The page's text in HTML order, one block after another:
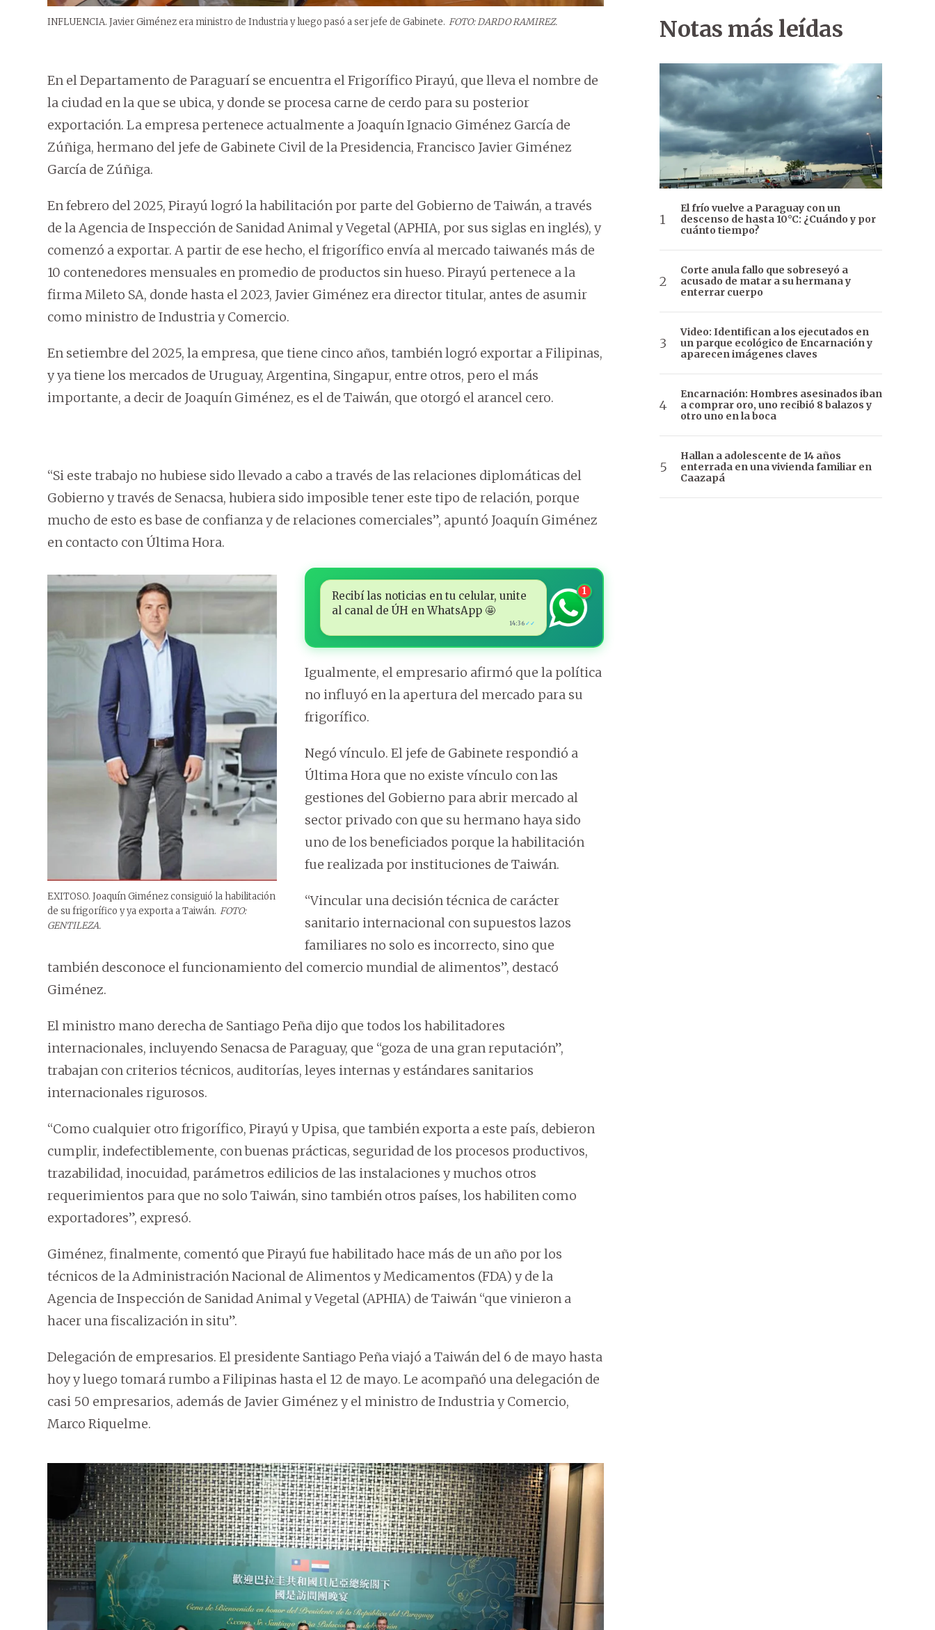
INFLUENCIA. Javier Giménez era ministro de Industria y luego pasó a ser jefe de Gabinete. FOTO: DARDO RAMIREZ.
En el Departamento de Paraguarí se encuentra el Frigorífico Pirayú, que lleva el nombre de
la ciudad en la que se ubica, y donde se procesa carne de cerdo para su posterior
exportación. La empresa pertenece actualmente a Joaquín Ignacio Giménez García de
Zúñiga, hermano del jefe de Gabinete Civil de la Presidencia, Francisco Javier Giménez
García de Zúñiga.
En febrero del 2025, Pirayú logró la habilitación por parte del Gobierno de Taiwán, a través
de la Agencia de Inspección de Sanidad Animal y Vegetal (APHIA, por sus siglas en inglés), y
comenzó a exportar. A partir de ese hecho, el frigorífico envía al mercado taiwanés más de
10 contenedores mensuales en promedio de productos sin hueso. Pirayú pertenece a la
firma Mileto SA, donde hasta el 2023, Javier Giménez era director titular, antes de asumir
como ministro de Industria y Comercio.
En setiembre del 2025, la empresa, que tiene cinco años, también logró exportar a Filipinas,
y ya tiene los mercados de Uruguay, Argentina, Singapur, entre otros, pero el más
importante, a decir de Joaquín Giménez, es el de Taiwán, que otorgó el arancel cero.
“Si este trabajo no hubiese sido llevado a cabo a través de las relaciones diplomáticas del
Gobierno y través de Senacsa, hubiera sido imposible tener este tipo de relación, porque
mucho de esto es base de confianza y de relaciones comerciales”, apuntó Joaquín Giménez
en contacto con Última Hora.
EXITOSO. Joaquín Giménez consiguió la habilitación
de su frigorífico y ya exporta a Taiwán. FOTO:
GENTILEZA.
Recibí las noticias en tu celular, unite
al canal de ÚH en WhatsApp 🤩
14:36 ✓✓
1
Igualmente, el empresario afirmó que la política
no influyó en la apertura del mercado para su
frigorífico.
Negó vínculo. El jefe de Gabinete respondió a
Última Hora que no existe vínculo con las
gestiones del Gobierno para abrir mercado al
sector privado con que su hermano haya sido
uno de los beneficiados porque la habilitación
fue realizada por instituciones de Taiwán.
“Vincular una decisión técnica de carácter
sanitario internacional con supuestos lazos
familiares no solo es incorrecto, sino que
también desconoce el funcionamiento del comercio mundial de alimentos”, destacó
Giménez.
El ministro mano derecha de Santiago Peña dijo que todos los habilitadores
internacionales, incluyendo Senacsa de Paraguay, que “goza de una gran reputación”,
trabajan con criterios técnicos, auditorías, leyes internas y estándares sanitarios
internacionales rigurosos.
“Como cualquier otro frigorífico, Pirayú y Upisa, que también exporta a este país, debieron
cumplir, indefectiblemente, con buenas prácticas, seguridad de los procesos productivos,
trazabilidad, inocuidad, parámetros edilicios de las instalaciones y muchos otros
requerimientos para que no solo Taiwán, sino también otros países, los habiliten como
exportadores”, expresó.
Giménez, finalmente, comentó que Pirayú fue habilitado hace más de un año por los
técnicos de la Administración Nacional de Alimentos y Medicamentos (FDA) y de la
Agencia de Inspección de Sanidad Animal y Vegetal (APHIA) de Taiwán “que vinieron a
hacer una fiscalización in situ”.
Delegación de empresarios. El presidente Santiago Peña viajó a Taiwán del 6 de mayo hasta
hoy y luego tomará rumbo a Filipinas hasta el 12 de mayo. Le acompañó una delegación de
casi 50 empresarios, además de Javier Giménez y el ministro de Industria y Comercio,
Marco Riquelme.
Notas más leídas
El frío vuelve a Paraguay con un
descenso de hasta 10°C: ¿Cuándo y por
cuánto tiempo?
Corte anula fallo que sobreseyó a
acusado de matar a su hermana y
enterrar cuerpo
Video: Identifican a los ejecutados en
un parque ecológico de Encarnación y
aparecen imágenes claves
Encarnación: Hombres asesinados iban
a comprar oro, uno recibió 8 balazos y
otro uno en la boca
Hallan a adolescente de 14 años
enterrada en una vivienda familiar en
Caazapá